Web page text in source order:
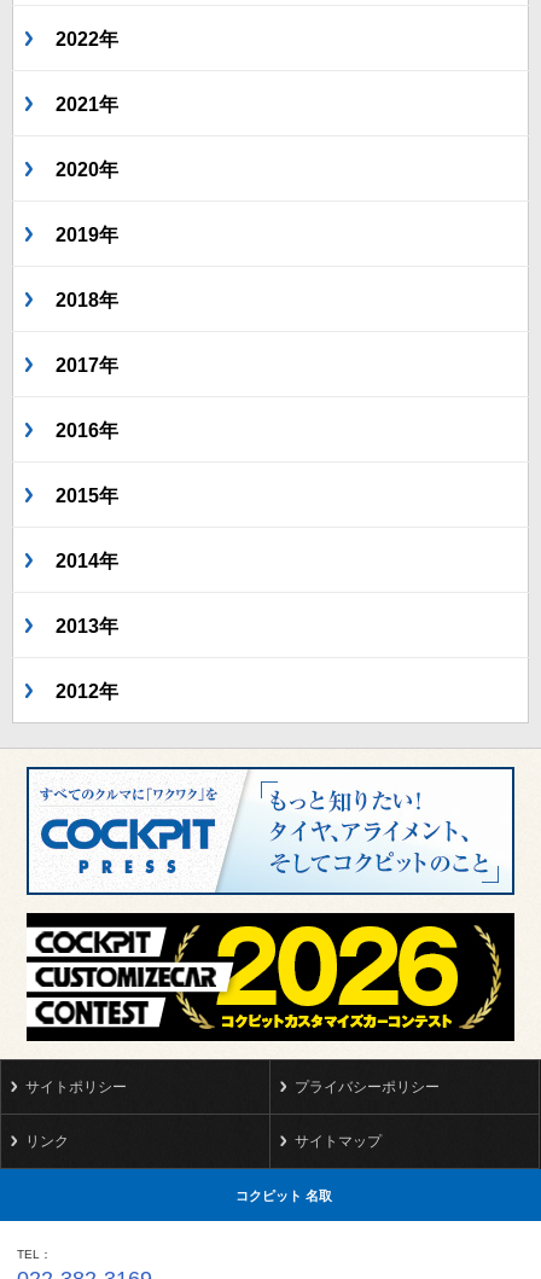
2022年
2021年
2020年
2019年
2018年
2017年
2016年
2015年
2014年
2013年
2012年
サイトポリシー プライバシーポリシー
リンク サイトマップ
コクピット 名取
TEL